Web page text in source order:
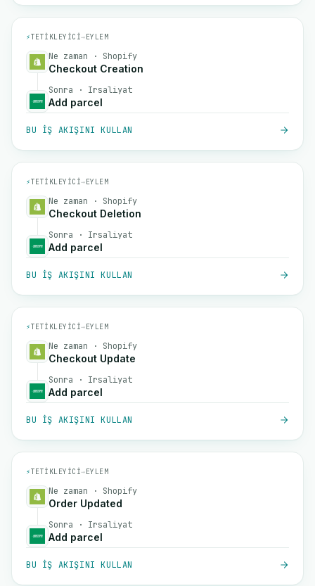
⚡TETIKLEYICI→EYLEM
Ne zaman · Shopify
Checkout Creation
Sonra · Irsaliyat
Add parcel
BU IŞ AKIŞINI KULLAN
⚡TETIKLEYICI→EYLEM
Ne zaman · Shopify
Checkout Deletion
Sonra · Irsaliyat
Add parcel
BU IŞ AKIŞINI KULLAN
⚡TETIKLEYICI→EYLEM
Ne zaman · Shopify
Checkout Update
Sonra · Irsaliyat
Add parcel
BU IŞ AKIŞINI KULLAN
⚡TETIKLEYICI→EYLEM
Ne zaman · Shopify
Order Updated
Sonra · Irsaliyat
Add parcel
BU IŞ AKIŞINI KULLAN